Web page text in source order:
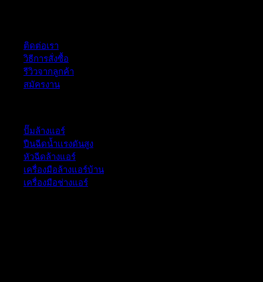
ติดต่อเรา
วิธีการสั่งซื้อ
รีวิวจากลูกค้า
สมัครงาน
ปั๊มล้างแอร์
ปืนฉีดน้ำเเรงดันสูง
หัวฉีดล้างแอร์
เครื่องมือล้างแอร์บ้าน
เครื่องมือช่างแอร์